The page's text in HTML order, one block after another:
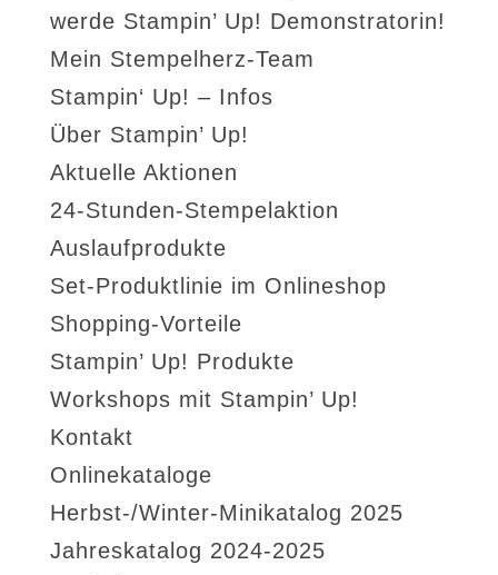
werde Stampin’ Up! Demonstratorin!
Mein Stempelherz-Team
Stampin‘ Up! – Infos
Über Stampin’ Up!
Aktuelle Aktionen
24-Stunden-Stempelaktion
Auslaufprodukte
Set-Produktlinie im Onlineshop
Shopping-Vorteile
Stampin’ Up! Produkte
Workshops mit Stampin’ Up!
Kontakt
Onlinekataloge
Herbst-/Winter-Minikatalog 2025
Jahreskatalog 2024-2025